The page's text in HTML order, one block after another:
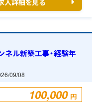
人詳細を見る
ネル新築工事・経験年
09/08
100,000 円